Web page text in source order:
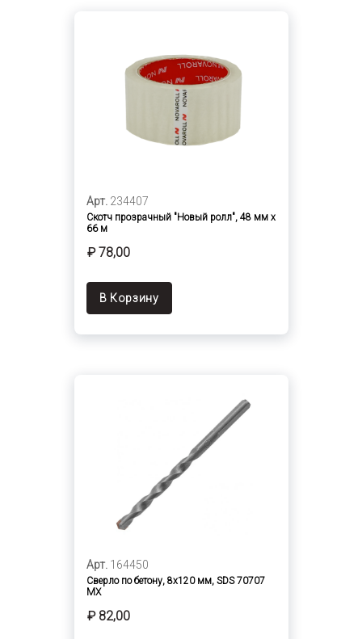
Арт. 234407
Скотч прозрачный "Новый ролл", 48 мм х
66 м
₽ 78,00
В Корзину
Арт. 164450
Сверло по бетону, 8х120 мм, SDS 70707
МХ
₽ 82,00